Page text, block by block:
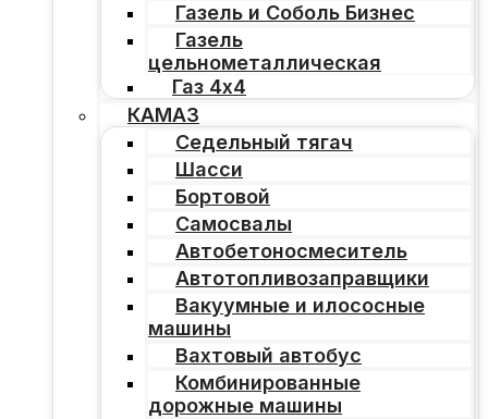
Газель и Соболь Бизнес
Газель
цельнометаллическая
Газ 4х4
КАМАЗ
Седельный тягач
Шасси
Бортовой
Самосвалы
Автобетоносмеситель
Автотопливозаправщики
Вакуумные и илососные
машины
Вахтовый автобус
Комбинированные
дорожные машины